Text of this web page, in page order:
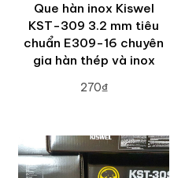
Que hàn inox Kiswel
KST-309 3.2 mm tiêu
chuẩn E309-16 chuyên
gia hàn thép và inox
270₫